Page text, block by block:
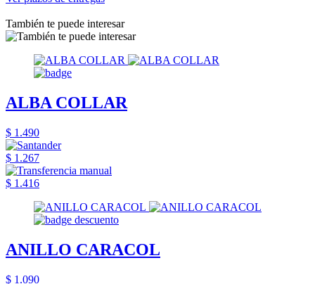
También te puede interesar
ALBA COLLAR
$ 1.490
$ 1.267
$ 1.416
ANILLO CARACOL
$ 1.090